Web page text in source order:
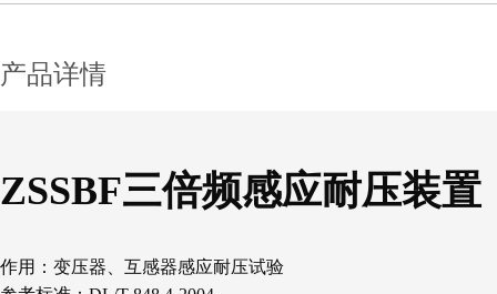
产品详情
ZSSBF三倍频感应耐压装置
作用：变压器、互感器感应耐压试验